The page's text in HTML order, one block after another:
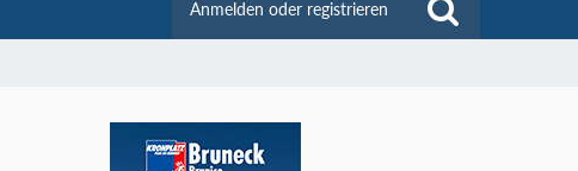
Anmelden oder registrieren